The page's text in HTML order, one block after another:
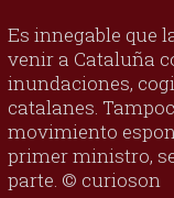
Es innegable que
venir a Cataluña
inundaciones,
catalanes.
movimiento
primer ministro,
parte. © curioson